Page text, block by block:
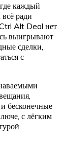
каждый
ради
Alt Deal нет
выигрывают
сделки,
с
бесконечные
с лёгким